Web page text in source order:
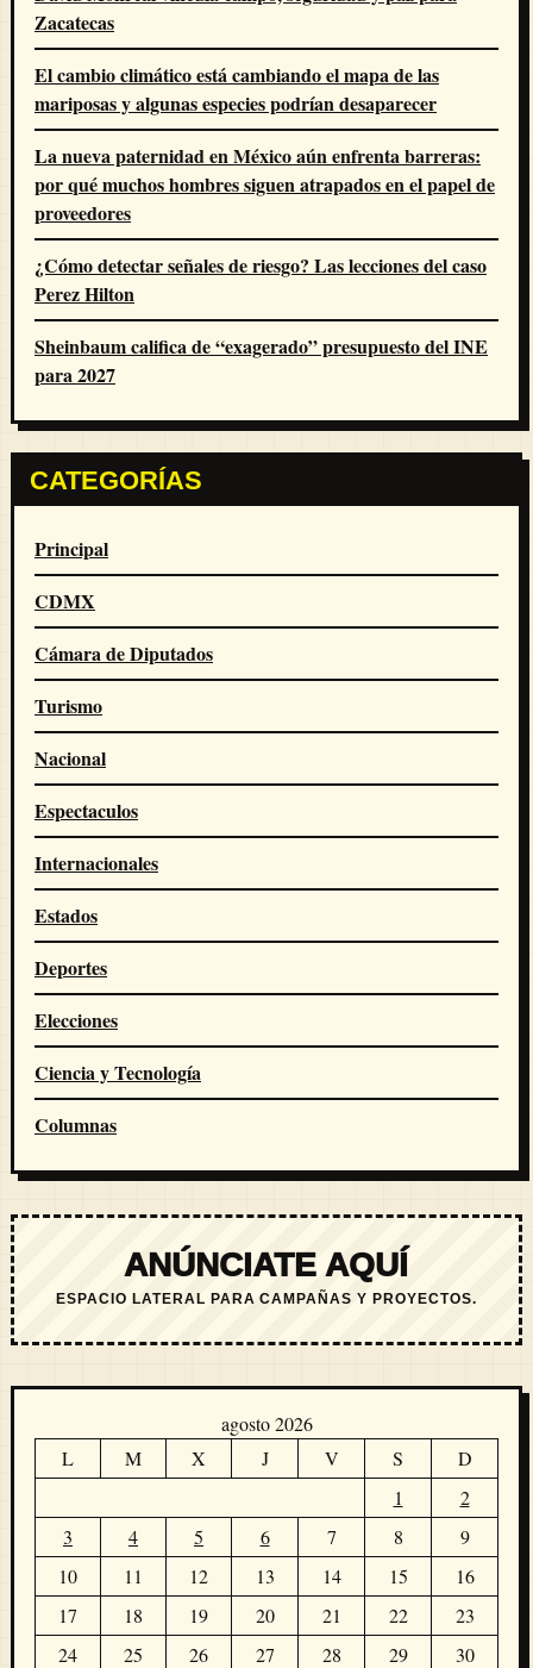
Zacatecas
El cambio climático está cambiando el mapa de las
mariposas y algunas especies podrían desaparecer
La nueva paternidad en México aún enfrenta barreras:
por qué muchos hombres siguen atrapados en el papel de
proveedores
¿Cómo detectar señales de riesgo? Las lecciones del caso
Perez Hilton
Sheinbaum califica de “exagerado” presupuesto del INE
para 2027
CATEGORÍAS
Principal
CDMX
Cámara de Diputados
Turismo
Nacional
Espectaculos
Internacionales
Estados
Deportes
Elecciones
Ciencia y Tecnología
Columnas
ANÚNCIATE AQUÍ
ESPACIO LATERAL PARA CAMPAÑAS Y PROYECTOS.
agosto 2026
L
M X J V S
D
1
2
3
4 5 6 7 8
9
10
11 12 13 14 15
16
17
18 19 20 21 22
23
24
25 26 27 28 29
30